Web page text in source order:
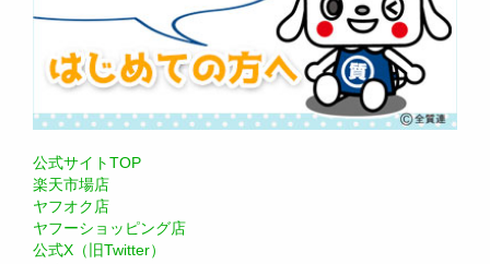
公式サイトTOP
楽天市場店
ヤフオク店
ヤフーショッピング店
公式X（旧Twitter）